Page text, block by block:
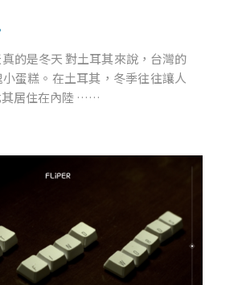
的是冬天 對土耳其來說，台灣的
蛋糕。在土耳其，冬季往往讓人
其居住在內陸 ……